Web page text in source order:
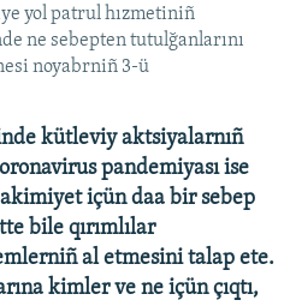
yol patrul hızmetiniñ
ne sebepten tutulğanlarını
noyabrniñ 3-ü
kütleviy aktsiyalarnıñ
pandemiyası ise
içün daa bir sebep
bile qırımlılar
al etmesini talap ete.
kimler ve ne içün çıqtı,